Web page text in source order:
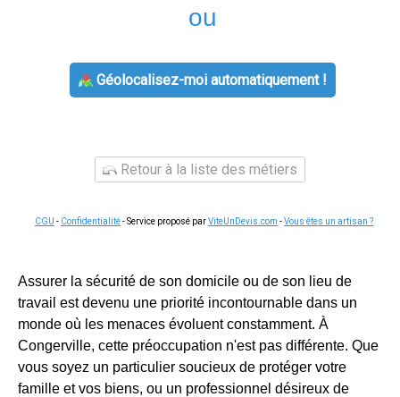
ou
Géolocalisez-moi automatiquement !
Retour à la liste des métiers
CGU - Confidentialité- Service proposé parViteUnDevis.com -Vous êtes un artisan ?
Assurer la sécurité de son domicile ou de son lieu de
travail est devenu une priorité incontournable dans un
monde où les menaces évoluent constamment. À
Congerville, cette préoccupation n'est pas différente. Que
vous soyez un particulier soucieux de protéger votre
famille et vos biens, ou un professionnel désireux de